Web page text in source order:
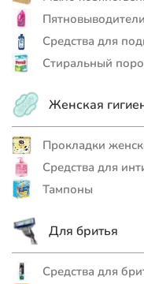
Средства для
Стиральный
Женская
Прокладки
Средства для
Тампоны
Для бритья
Средства для